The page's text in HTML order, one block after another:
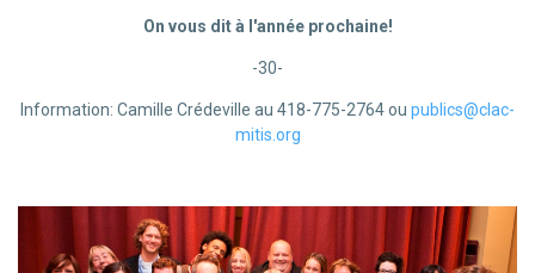
On vous dit à l'année prochaine!
-30-
Information: Camille Crédeville au 418-775-2764 ou publics@clac-
mitis.org